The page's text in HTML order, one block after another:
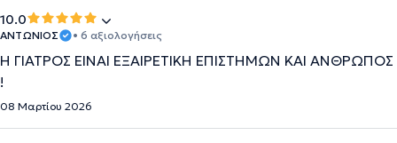
10.0
ΑΝΤΩΝΙΟΣ • 6 αξιολογήσεις
Η ΓΙΑΤΡΌΣ ΕΊΝΑΙ ΕΞΑΙΡΕΤΙΚΗ ΕΠΙΣΤΗΜΩΝ ΚΑΙ ΑΝΘΡΩΠΟΣ
!
08 Μαρτίου 2026